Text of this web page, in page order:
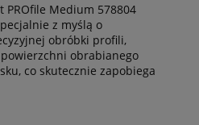
PROfile Medium 578804
z myślą o
obróbki profili,
obrabianego
co skutecznie zapobiega